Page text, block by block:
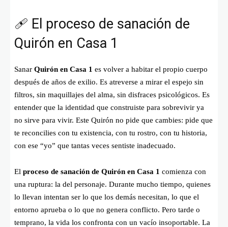
🩹 El proceso de sanación de
Quirón en Casa 1
Sanar Quirón en Casa 1 es volver a habitar el propio cuerpo
después de años de exilio. Es atreverse a mirar el espejo sin
filtros, sin maquillajes del alma, sin disfraces psicológicos. Es
entender que la identidad que construiste para sobrevivir ya
no sirve para vivir. Este Quirón no pide que cambies: pide que
te reconcilies con tu existencia, con tu rostro, con tu historia,
con ese “yo” que tantas veces sentiste inadecuado.
El proceso de sanación de Quirón en Casa 1 comienza con
una ruptura: la del personaje. Durante mucho tiempo, quienes
lo llevan intentan ser lo que los demás necesitan, lo que el
entorno aprueba o lo que no genera conflicto. Pero tarde o
temprano, la vida los confronta con un vacío insoportable. La